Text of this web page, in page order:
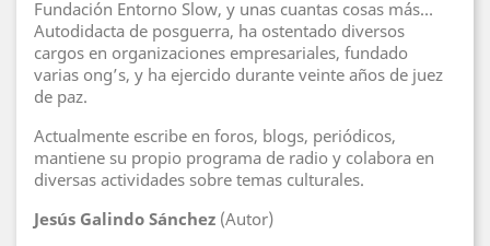
Fundación Entorno Slow, y unas cuantas cosas más…
Autodidacta de posguerra, ha ostentado diversos
cargos en organizaciones empresariales, fundado
varias ong’s, y ha ejercido durante veinte años de juez
de paz.
Actualmente escribe en foros, blogs, periódicos,
mantiene su propio programa de radio y colabora en
diversas actividades sobre temas culturales.
Jesús Galindo Sánchez (Autor)